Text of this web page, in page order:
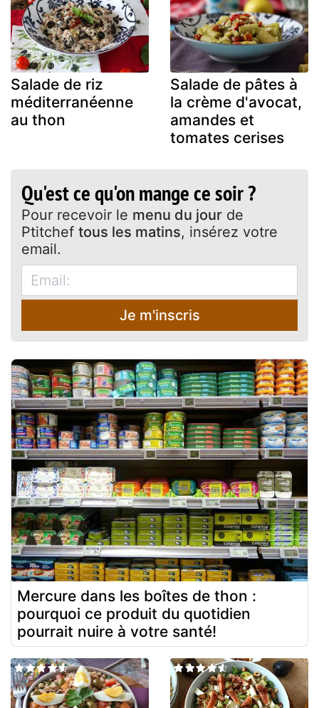
Salade de riz
méditerranéenne
au thon
Salade de pâtes à
la crème d'avocat,
amandes et
tomates cerises
Qu'est ce qu'on mange ce soir ?
Pour recevoir le menu du jour de
Ptitchef tous les matins, insérez votre
email.
Je m'inscris
Mercure dans les boîtes de thon :
pourquoi ce produit du quotidien
pourrait nuire à votre santé!